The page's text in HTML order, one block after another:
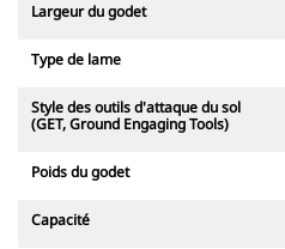
Largeur du godet
Type de lame
Style des outils d'attaque du sol
(GET, Ground Engaging Tools)
Poids du godet
Capacité